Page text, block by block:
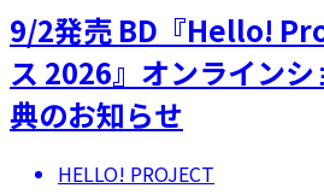
9/2発売 BD『Hello!
ス 2026』オンライン
典のお知らせ
HELLO! PROJECT